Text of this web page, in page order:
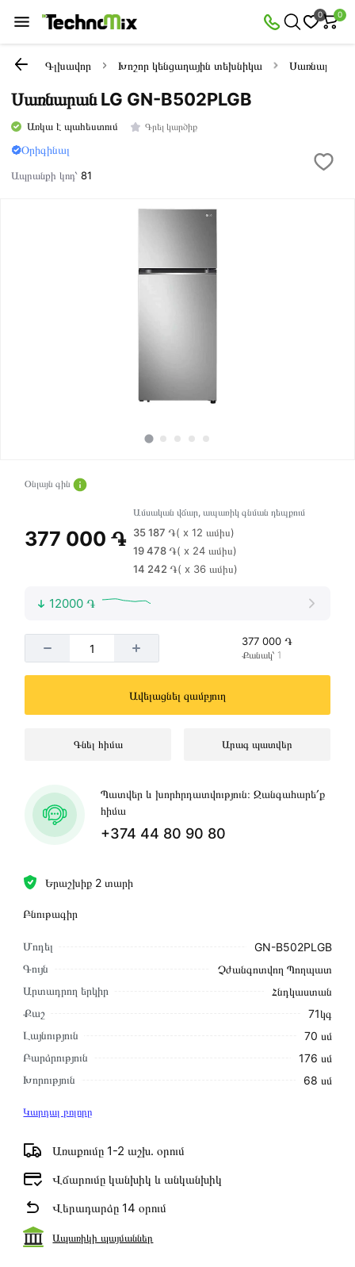
0 0
Գլխավոր Խոշոր կենցաղային տեխնիկա
Սառնարան LG GN-B502PLGB
Առկա է պահեստում Գրել կարծիք
Օրիգինալ
Ապրանքի կոդ՝81
Երաշխիք 2 տարի
Բնութագիր
Մոդել
GN-B502PLGB
Գույն
Չժանգոտվող Պողպատ
Արտադրող երկիր
Հնդկաստան
Քաշ
71կգ
Լայնություն
70 սմ
Բարձրություն
176 սմ
Խորություն
68 սմ
Կարդալ բոլորը
Առաքումը 1-2 աշխ․ օրում
Վճարումը կանխիկ և անկանխիկ
Վերադարձը 14 օրում
Ապառիկի պայմաններ
Օնլայն գին
377 000 ֏
Ամսական վճար, ապառիկ գնման դեպքում
35 187 ֏( x 12 ամիս)
19 478 ֏( x 24 ամիս)
14 242 ֏( x 36 ամիս)
12000 ֏
377 000 ֏
Քանակ՝ 1
Ավելացնել զամբյուղ
Գնել հիմա Արագ պատվեր
Պատվեր և խորհրդատվություն։ Զանգահարե՛ք
հիմա
+374 44 80 90 80